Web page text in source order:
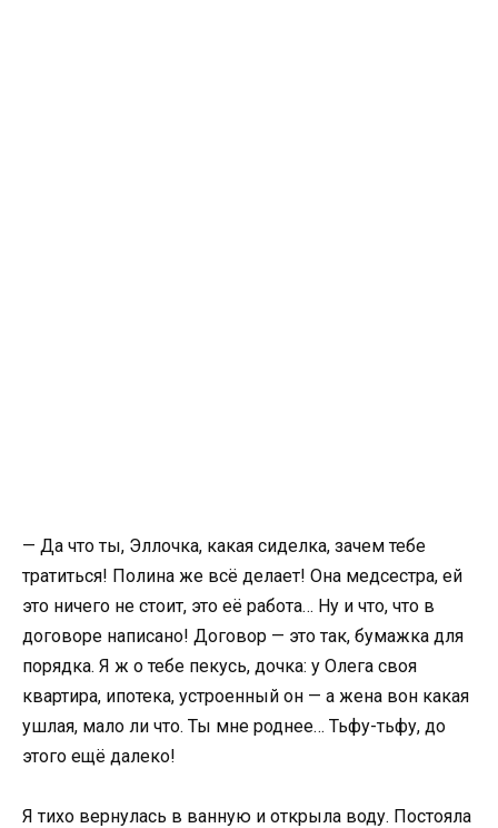
— Да что ты, Эллочка, какая сиделка, зачем тебе
тратиться! Полина же всё делает! Она медсестра, ей
это ничего не стоит, это её работа… Ну и что, что в
договоре написано! Договор — это так, бумажка для
порядка. Я ж о тебе пекусь, дочка: у Олега своя
квартира, ипотека, устроенный он — а жена вон какая
ушлая, мало ли что. Ты мне роднее… Тьфу-тьфу, до
этого ещё далеко!
Я тихо вернулась в ванную и открыла воду. Постояла